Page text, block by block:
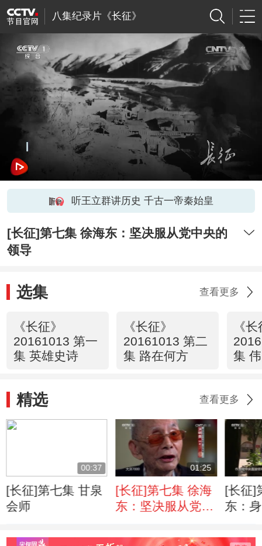
八集纪录片《长征》
听王立群讲历史 千古一帝秦始皇
[长征]第七集 徐海东：坚决服从党中央的
领导
选集 查看更多
《长征》
20161013 第一
集 英雄史诗
《长征》
20161013 第二
集 路在何方
《
集
精选 查看更多
00:37
[长征]第七集 甘泉
会师
01:25
[长征]第七集 徐海
东：坚决服从党中
[长征]
东：